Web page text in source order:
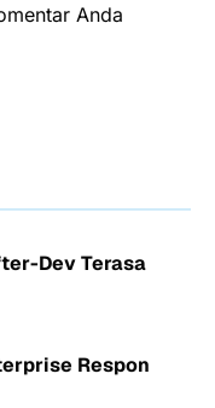
Anda
Dev Terasa
Respon